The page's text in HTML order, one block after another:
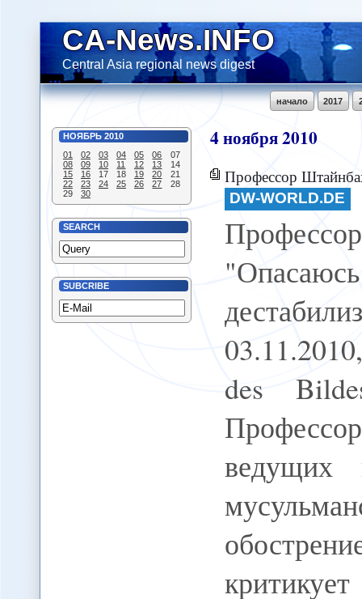
CA-News.INFO
Central Asia regional news digest
2017
начало
НОЯБРЬ 2010
01
02 03 04 05 06
07
08
09 10 11 12 13
14
15
16 17 18 19 20
21
22
23 24 25 26 27
28
29
30
SEARCH
SUBCRIBE
4ноября2010
Профессор Штайнбах: "Опасаюсь
DW-WORLD.DE
des
ведущих